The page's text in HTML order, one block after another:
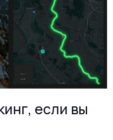
если вы